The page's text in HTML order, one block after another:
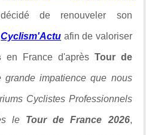
de renouveler son
Cyclism'Actu afin de valoriser
en France d'aprèsTour de
grande impatience que nous
Cyclistes Professionnels
le Tour de France 2026,